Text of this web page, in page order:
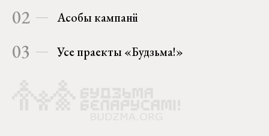
02 Асобы кампаніі
03 Усе праекты «Будзьма!»